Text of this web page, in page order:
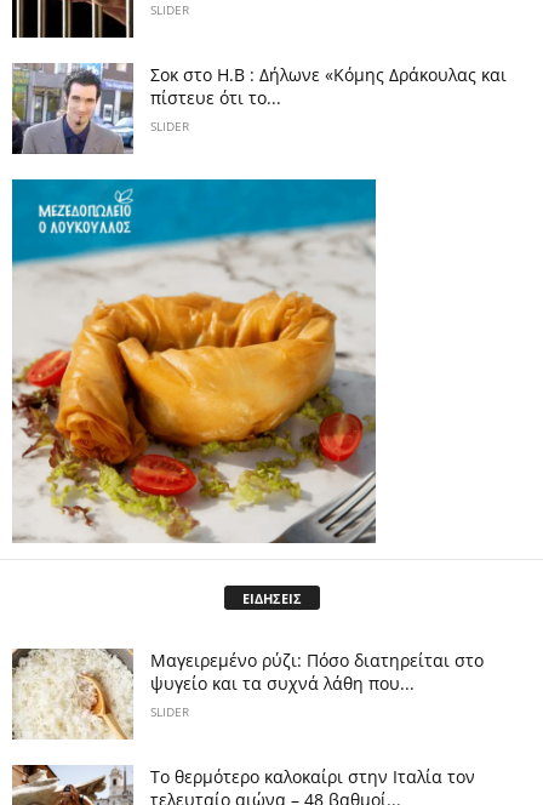
SLIDER
Σοκ στο Η.Β : Δήλωνε «Κόμης Δράκουλας και
πίστευε ότι το...
SLIDER
ΕΙΔΗΣΕΙΣ
Μαγειρεμένο ρύζι: Πόσο διατηρείται στο
ψυγείο και τα συχνά λάθη που...
SLIDER
Το θερμότερο καλοκαίρι στην Ιταλία τον
τελευταίο αιώνα – 48 βαθμοί...